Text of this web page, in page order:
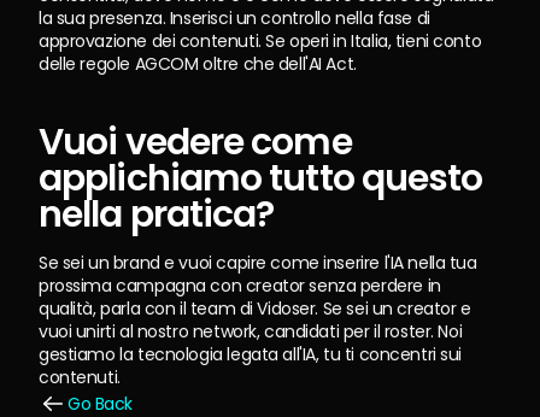
la sua presenza. Inserisci un controllo nella fase di
approvazione dei contenuti. Se operi in Italia, tieni conto
delle regole AGCOM oltre che dell'AI Act.
Vuoi vedere come
applichiamo tutto questo
nella pratica?
Se sei un brand e vuoi capire come inserire l'IA nella tua
prossima campagna con creator senza perdere in
qualità, parla con il team di Vidoser. Se sei un creator e
vuoi unirti al nostro network, candidati per il roster. Noi
gestiamo la tecnologia legata all'IA, tu ti concentri sui
contenuti.
Go Back